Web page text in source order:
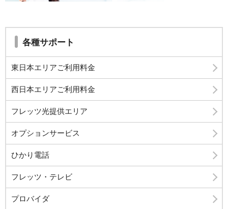
各種サポート
東日本エリアご利用料金
西日本エリアご利用料金
フレッツ光提供エリア
オプションサービス
ひかり電話
フレッツ・テレビ
プロバイダ